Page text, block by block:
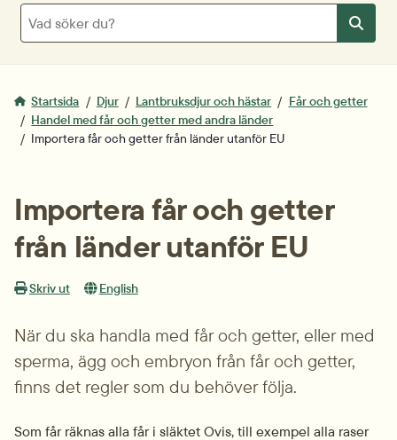
Sök
Sök
Startsida Djur Lantbruksdjur och hästar
Får och getter
Handel med får och getter med andra länder
Importera får och getter från länder utanför EU
Importera får och getter
från länder utanför EU
Skriv ut English
När du ska handla med får och getter, eller med
sperma, ägg och embryon från får och getter,
finns det regler som du behöver följa.
Som får räknas alla får i släktet Ovis, till exempel alla raser